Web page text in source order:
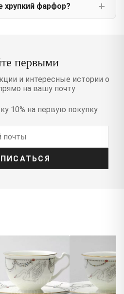
хрупкий фарфор?
первыми
и интересные истории о
на вашу почту
10% на первую покупку